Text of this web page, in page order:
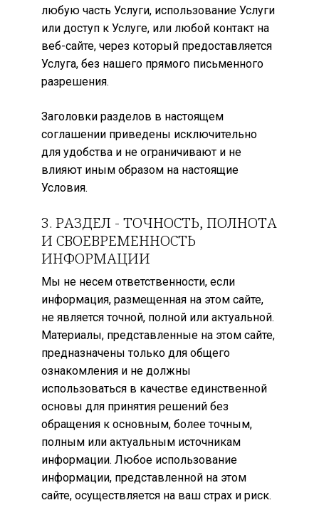
любую часть Услуги, использование Услуги
или доступ к Услуге, или любой контакт на
веб-сайте, через который предоставляется
Услуга, без нашего прямого письменного
разрешения.
Заголовки разделов в настоящем
соглашении приведены исключительно
для удобства и не ограничивают и не
влияют иным образом на настоящие
Условия.
3. РАЗДЕЛ - ТОЧНОСТЬ, ПОЛНОТА
И СВОЕВРЕМЕННОСТЬ
ИНФОРМАЦИИ
Мы не несем ответственности, если
информация, размещенная на этом сайте,
не является точной, полной или актуальной.
Материалы, представленные на этом сайте,
предназначены только для общего
ознакомления и не должны
использоваться в качестве единственной
основы для принятия решений без
обращения к основным, более точным,
полным или актуальным источникам
информации. Любое использование
информации, представленной на этом
сайте, осуществляется на ваш страх и риск.